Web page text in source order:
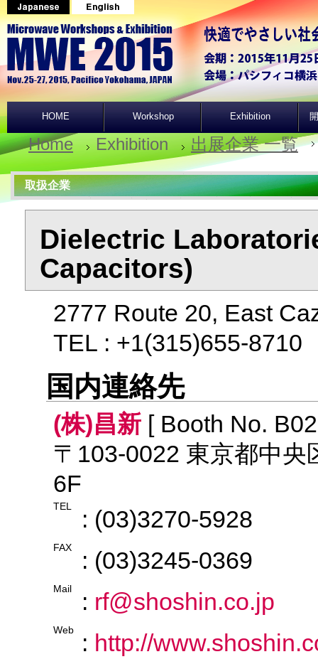
HOME Workshop Exhibition
Home Exhibition 出展企業 一覧
取扱企業
Dielectric
Capacitors)
2777 Route 20, East
TEL : +1(315)655-
国内連絡先
(株)昌新 [ Booth No.
〒103-0022 東京都中
6F
TEL : (03)3270-5928
FAX : (03)3245-0369
Mail : rf@shoshin.co.jp
Web : http://